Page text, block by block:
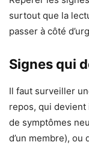
surtout que la
passer à côté
Signes qui
Il faut surveiller
repos, qui devient
de symptômes
d’un membre), ou